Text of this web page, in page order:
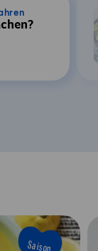
Saison